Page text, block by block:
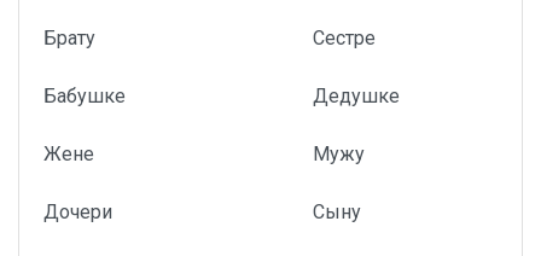
Брату Сестре
Бабушке Дедушке
Жене Мужу
Дочери Сыну